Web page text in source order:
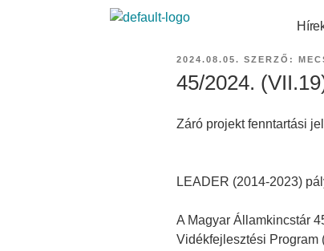
2024.08.05. SZERZŐ:
45/2024.
Záró projekt fenntartási
LEADER (2014-2023)
A Magyar Államkincstár
Vidékfejlesztési Program